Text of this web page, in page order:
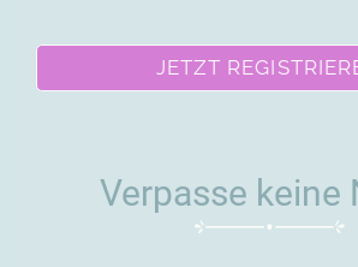
JETZT
Verpasse keine